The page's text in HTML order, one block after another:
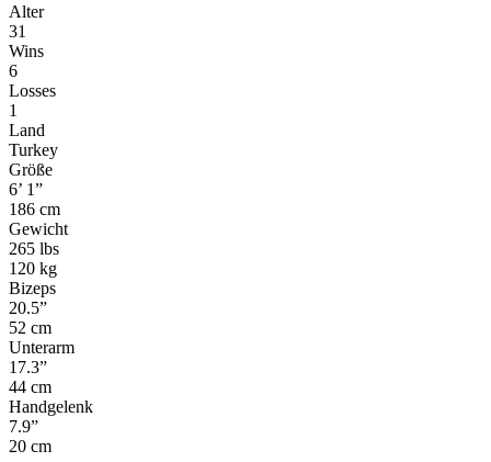
Alter
31
Wins
6
Losses
1
Land
Turkey
Größe
6’ 1”
186 cm
Gewicht
265 lbs
120 kg
Bizeps
20.5”
52 cm
Unterarm
17.3”
44 cm
Handgelenk
7.9”
20 cm